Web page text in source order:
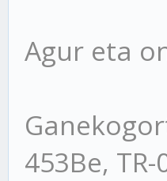
Agur eta
453Be,